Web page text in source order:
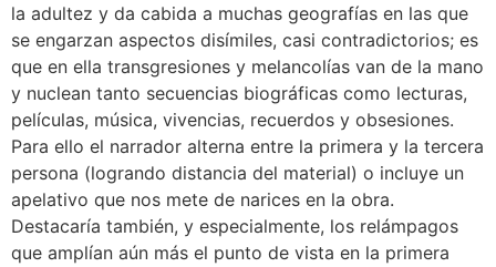
la adultez y da cabida a muchas geografías en las que
se engarzan aspectos disímiles, casi contradictorios; es
que en ella transgresiones y melancolías van de la mano
y nuclean tanto secuencias biográficas como lecturas,
películas, música, vivencias, recuerdos y obsesiones.
Para ello el narrador alterna entre la primera y la tercera
persona (logrando distancia del material) o incluye un
apelativo que nos mete de narices en la obra.
Destacaría también, y especialmente, los relámpagos
que amplían aún más el punto de vista en la primera